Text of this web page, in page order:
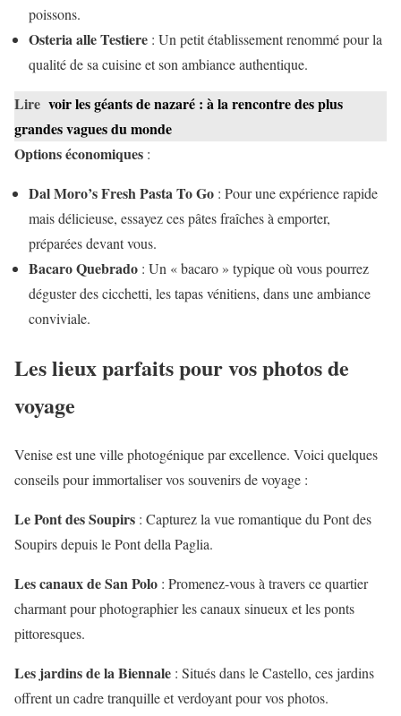
poissons.
Osteria alle Testiere : Un petit établissement renommé pour la
qualité de sa cuisine et son ambiance authentique.
Lire voir les géants de nazaré : à la rencontre des plus
grandes vagues du monde
Options économiques :
Dal Moro’s Fresh Pasta To Go : Pour une expérience rapide
mais délicieuse, essayez ces pâtes fraîches à emporter,
préparées devant vous.
Bacaro Quebrado : Un « bacaro » typique où vous pourrez
déguster des cicchetti, les tapas vénitiens, dans une ambiance
conviviale.
Les lieux parfaits pour vos photos de
voyage
Venise est une ville photogénique par excellence. Voici quelques
conseils pour immortaliser vos souvenirs de voyage :
Le Pont des Soupirs : Capturez la vue romantique du Pont des
Soupirs depuis le Pont della Paglia.
Les canaux de San Polo : Promenez-vous à travers ce quartier
charmant pour photographier les canaux sinueux et les ponts
pittoresques.
Les jardins de la Biennale : Situés dans le Castello, ces jardins
offrent un cadre tranquille et verdoyant pour vos photos.